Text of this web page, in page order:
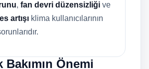
, fan devri düzensizliği ve
artışı klima kullanıcılarının
Önemi